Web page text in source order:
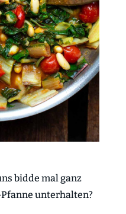
bidde mal ganz
unterhalten?